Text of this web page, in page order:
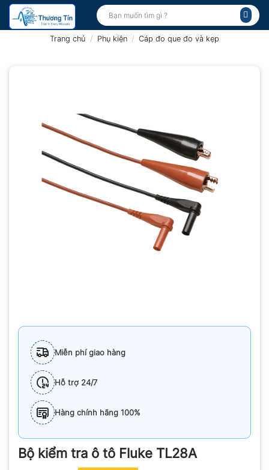
Bỏ
qua
Tìm
kiếm:
Trang chủ / Phụ kiện / Cáp đo que đo và kẹp
Miễn phí giao hàng
Hỗ trợ 24/7
Hàng chính hãng 100%
Bộ kiểm tra ô tô Fluke TL28A